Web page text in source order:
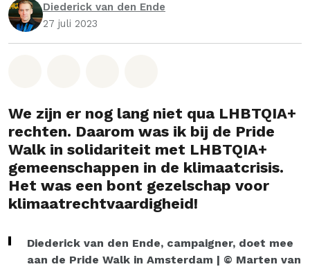
Diederick van den Ende
27 juli 2023
We zijn er nog lang niet qua LHBTQIA+
rechten. Daarom was ik bij de Pride
Walk in solidariteit met LHBTQIA+
gemeenschappen in de klimaatcrisis.
Het was een bont gezelschap voor
klimaatrechtvaardigheid!
Diederick van den Ende, campaigner, doet mee
aan de Pride Walk in Amsterdam | © Marten van